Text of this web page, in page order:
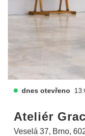
dnes otevřeno
Ateliér
Veselá 37, Brno,